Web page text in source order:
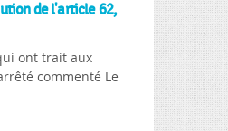
de l'article 62,
ont trait aux
commenté Le